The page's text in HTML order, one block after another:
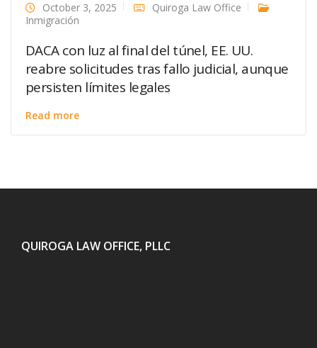
October 3, 2025
Quiroga Law Office
Inmigración
DACA con luz al final del túnel, EE. UU.
reabre solicitudes tras fallo judicial, aunque
persisten límites legales
Read more
QUIROGA LAW OFFICE, PLLC